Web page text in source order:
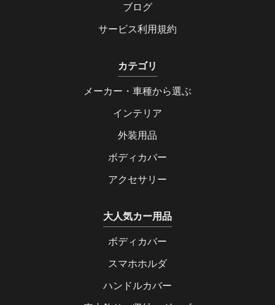
ブログ
サービス利用規約
カテゴリ
メーカー・車種から選ぶ
インテリア
外装用品
ボディカバー
アクセサリー
大人気カー用品
ボディカバー
スマホホルダ
ハンドルカバー